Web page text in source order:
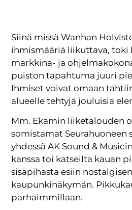
Siinä missä Wanhan
ihmismääriä liikuttava, toki
markkina- ja
puiston tapahtuma juuri
Ihmiset voivat omaan
alueelle tehtyjä jouluisia
Mm. Ekamin liiketalouden
somistamat Seurahuoneen
yhdessä AK Sound &
kanssa toi katseilta kauan
sisäpihasta esiin nostalgisen
kaupunkinäkymän.
parhaimmillaan.